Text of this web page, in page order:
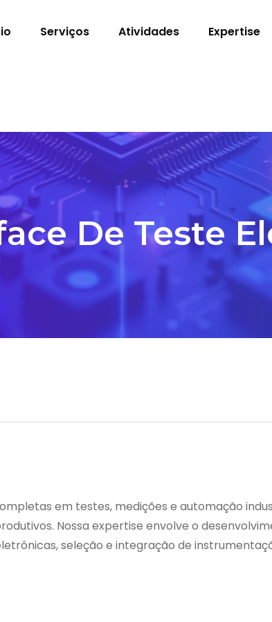
Serviços Atividades Expertise
De Teste
em testes, medições e automação
Nossa expertise envolve o
seleção e integração de